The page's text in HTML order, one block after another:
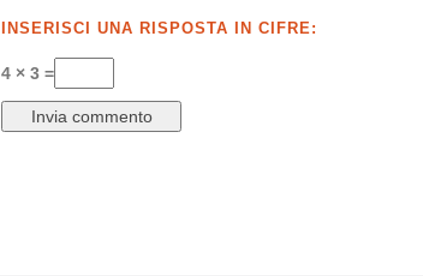
INSERISCI UNA RISPOSTA IN CIFRE:
4 × 3 =